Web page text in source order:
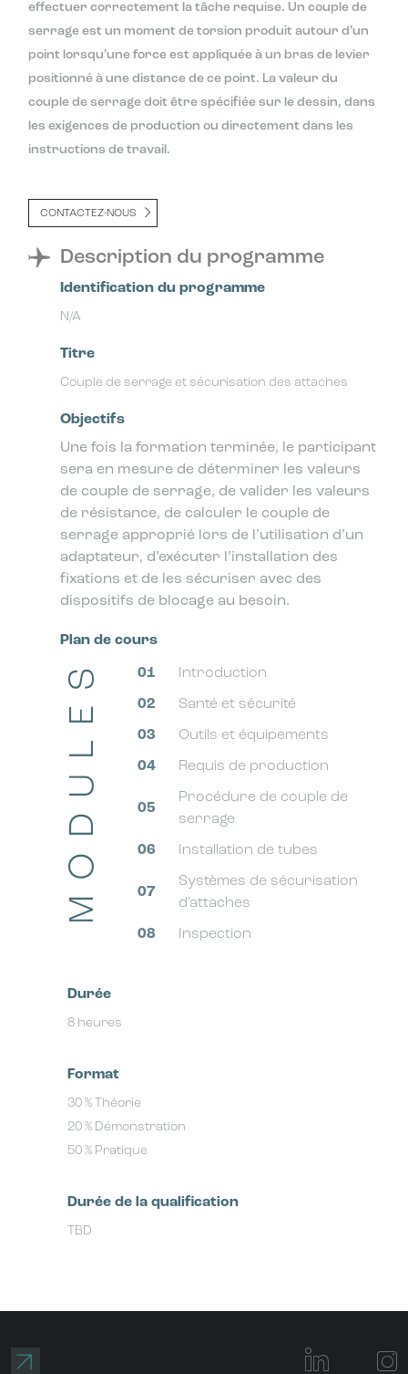
effectuer correctement la tâche requise. Un couple de
serrage est un moment de torsion produit autour d’un
point lorsqu’une force est appliquée à un bras de levier
positionné à une distance de ce point. La valeur du
couple de serrage doit être spécifiée sur le dessin, dans
les exigences de production ou directement dans les
instructions de travail.
CONTACTEZ-NOUS
Description du programme
Identification du programme
N/A
Titre
Couple de serrage et sécurisation des attaches
Objectifs
Une fois la formation terminée, le participant
sera en mesure de déterminer les valeurs
de couple de serrage, de valider les valeurs
de résistance, de calculer le couple de
serrage approprié lors de l’utilisation d’un
adaptateur, d’exécuter l’installation des
fixations et de les sécuriser avec des
dispositifs de blocage au besoin.
Plan de cours
MODULES 01 Introduction
02 Santé et sécurité
03 Outils et équipements
04 Requis de production
05
Procédure de couple de
serrage
06 Installation de tubes
07
Systèmes de sécurisation
d’attaches
08 Inspection
Durée
8 heures
Format
30 % Théorie
20 % Démonstration
50 % Pratique
Durée de la qualification
TBD